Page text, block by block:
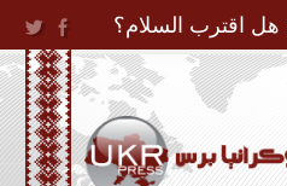
Jump to
هل اقترب السلام؟